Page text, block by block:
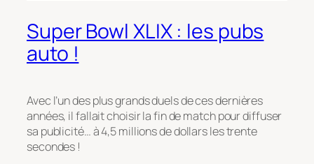
Super Bowl XLIX : les pubs
auto !
Avec l’un des plus grands duels de ces dernières
années, il fallait choisir la fin de match pour diffuser
sa publicité… à 4,5 millions de dollars les trente
secondes !